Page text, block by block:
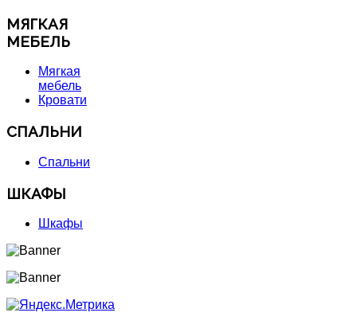
МЯГКАЯ
МЕБЕЛЬ
Мягкая
мебель
Кровати
СПАЛЬНИ
Спальни
ШКАФЫ
Шкафы